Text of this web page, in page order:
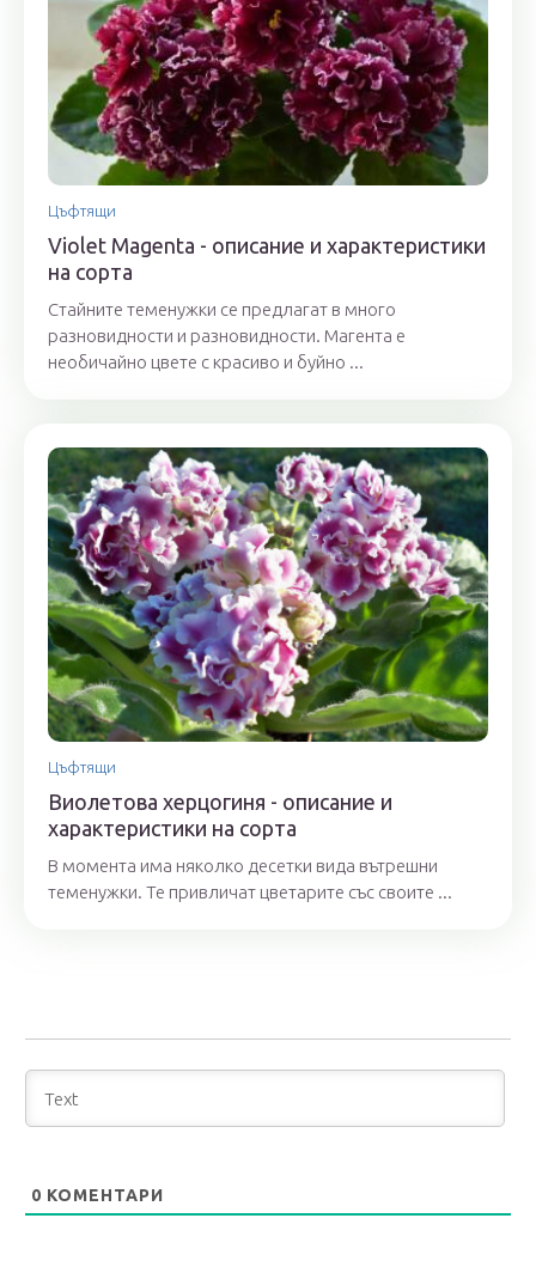
Цъфтящи
Violet Magenta - описание и характеристики
на сорта
Стайните теменужки се предлагат в много
разновидности и разновидности. Магента е
необичайно цвете с красиво и буйно ...
Цъфтящи
Виолетова херцогиня - описание и
характеристики на сорта
В момента има няколко десетки вида вътрешни
теменужки. Те привличат цветарите със своите ...
0 КОМЕНТАРИ